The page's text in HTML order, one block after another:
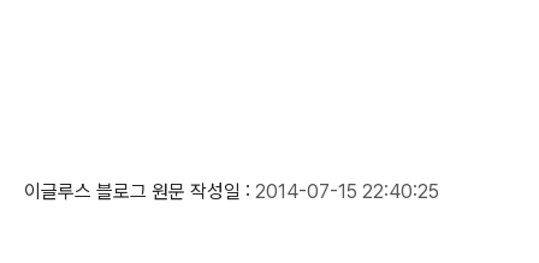
이글루스 블로그 원문 작성일 : 2014-07-15 22:40:25